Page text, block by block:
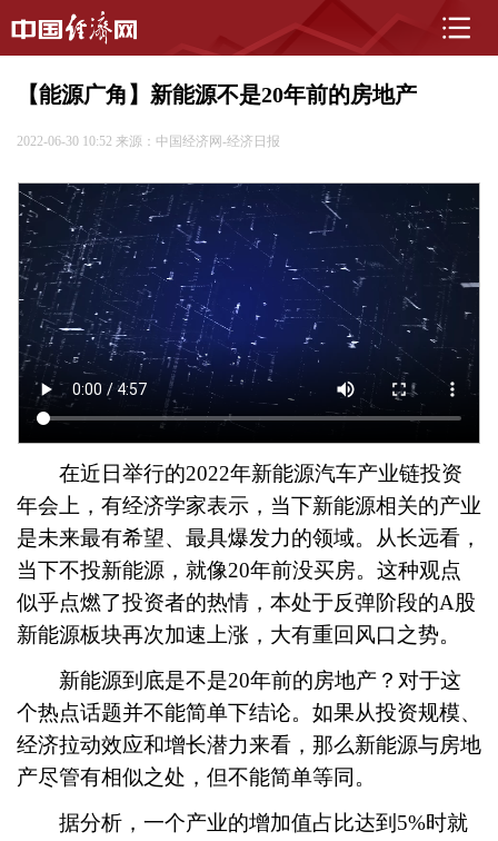
【能源广角】新能源不是20年前的房地产
2022-06-30 10:52 来源：中国经济网-经济日报
在近日举行的2022年新能源汽车产业链投资
年会上，有经济学家表示，当下新能源相关的产业
是未来最有希望、最具爆发力的领域。从长远看，
当下不投新能源，就像20年前没买房。这种观点
似乎点燃了投资者的热情，本处于反弹阶段的A股
新能源板块再次加速上涨，大有重回风口之势。
新能源到底是不是20年前的房地产？对于这
个热点话题并不能简单下结论。如果从投资规模、
经济拉动效应和增长潜力来看，那么新能源与房地
产尽管有相似之处，但不能简单等同。
据分析，一个产业的增加值占比达到5%时就